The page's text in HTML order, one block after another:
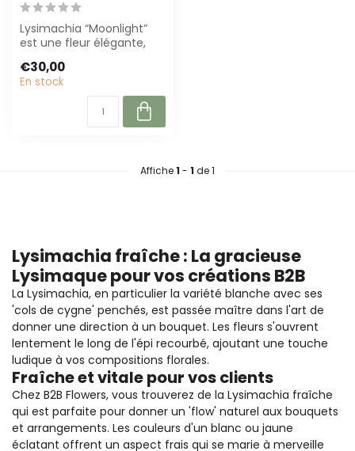
Lysimachia “Moonlight”
est une fleur élégante,
tiges (± ...
€30,00
En stock
Affiche1 - 1 de 1
Lysimachia fraîche : La gracieuse
Lysimaque pour vos créations B2B
La Lysimachia, en particulier la variété blanche avec ses
'cols de cygne' penchés, est passée maître dans l'art de
donner une direction à un bouquet. Les fleurs s'ouvrent
lentement le long de l'épi recourbé, ajoutant une touche
ludique à vos compositions florales.
Fraîche et vitale pour vos clients
Chez B2B Flowers, vous trouverez de la Lysimachia fraîche
qui est parfaite pour donner un 'flow' naturel aux bouquets
et arrangements. Les couleurs d'un blanc ou jaune
éclatant offrent un aspect frais qui se marie à merveille